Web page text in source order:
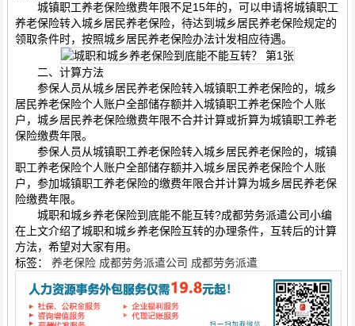
城镇职工养老保险缴费年限不足15年的，可以申请将城镇职工
养老保险转入城乡居民养老保险，待达到城乡居民养老保险规定的
领取条件时，按照城乡居民养老保险办法计发相应待遇。
二、计算方法
参保人员从城乡居民养老保险转入城镇职工养老保险的，城乡
居民养老保险个人账户全部储存额并入城镇职工养老保险个人账
户，城乡居民养老保险缴费年限不合并计算或折算为城镇职工养老
保险缴费年限。
参保人员从城镇职工养老保险转入城乡居民养老保险的，城镇
职工养老保险个人账户全部储存额并入城乡居民养老保险个人账
户，参加城镇职工养老保险的缴费年限合并计算为城乡居民养老保
险缴费年限。
城职和城乡养老保险到底能不能互转?成都劳务派遣公司小编
在上文介绍了城职和城乡养老保险互转的办理条件，互转后的计算
方法，希望对大家有用。
标签： 养老保险 成都劳务派遣公司 成都劳务派遣